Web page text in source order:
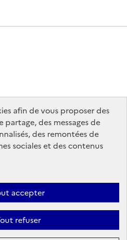
afin de vous proposer des
des messages de
des remontées de
sociales et des contenus
accepter
refuser
data.gouv.fr
Politique générale de
légales
Crédits